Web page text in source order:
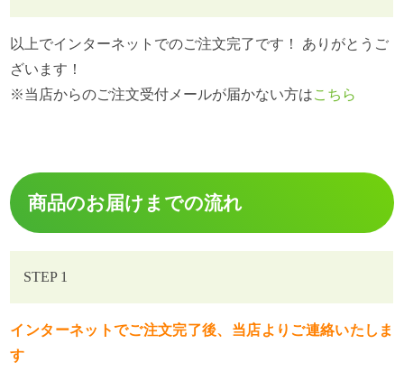
以上でインターネットでのご注文完了です！ ありがとうご
ざいます！
※当店からのご注文受付メールが届かない方はこちら
商品のお届けまでの流れ
STEP 1
インターネットでご注文完了後、当店よりご連絡いたしま
す